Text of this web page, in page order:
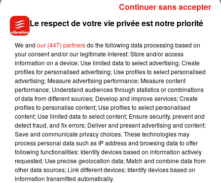
dans son nouveau clip
7 août 2026
Madonna sort enfin le remix de « Love
Sensation » avec Kylie Minogue
7 août 2026
Tayc et Didi B dévoilent le single le plus
dansant de l’année
Le respect de votre vie privée est notre priorité
We and our (447) partnersdo the following data processing based on
your consent and/or our legitimate interest: Store and/or access
information on a device; Use limited data to select advertising; Create
profiles for personalised advertising; Use profiles to select personalised
advertising; Measure advertising performance; Measure content
performance; Understand audiences through statistics or combinations
of data from different sources; Develop and improve services; Create
profiles to personalise content; Use profiles to select personalised
content; Use limited data to select content; Ensure security, prevent and
detect fraud, and fix errors; Deliver and present advertising and content;
Save and communicate privacy choices. These technologies may
process personal data such as IP address and browsing data to offer
following functionalities: Identify devices based on information actively
requested; Use precise geolocation data; Match and combine data from
other data sources; Link different devices; Identify devices based on
information transmitted automatically.
Continuer sans accepter